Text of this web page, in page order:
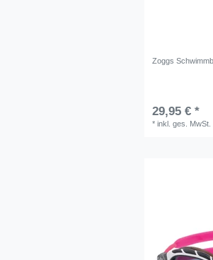
Zoggs
29,95 € *
*inkl. ges. MwSt.